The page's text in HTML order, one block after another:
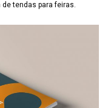
tendas para feiras.